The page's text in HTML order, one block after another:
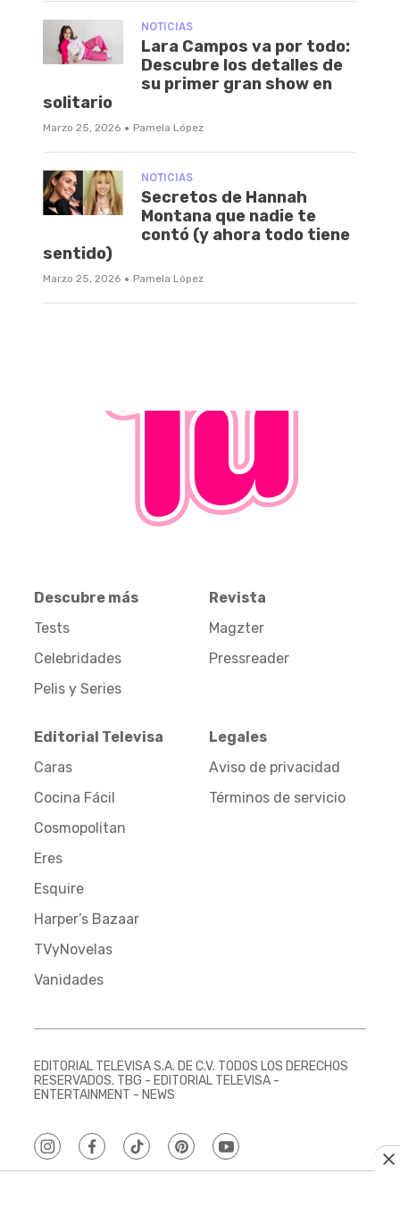
NOTICIAS
Lara Campos va por todo:
Descubre los detalles de
su primer gran show en
solitario
Marzo 25, 2026 · Pamela López
NOTICIAS
Secretos de Hannah
Montana que nadie te
contó (y ahora todo tiene
sentido)
Marzo 25, 2026 · Pamela López
Descubre más
Tests
Celebridades
Pelis y Series
Revista
Magzter
Pressreader
Editorial Televisa
Caras
Cocina Fácil
Cosmopolitan
Eres
Esquire
Harper’s Bazaar
TVyNovelas
Vanidades
Legales
Aviso de privacidad
Términos de servicio
EDITORIAL TELEVISA S.A. DE C.V. TODOS LOS DERECHOS
RESERVADOS. TBG - EDITORIAL TELEVISA -
ENTERTAINMENT - NEWS
instagramfacebooktiktokpinterestyoutube